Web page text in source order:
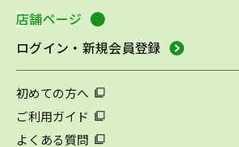
店舗ページ
ログイン・新規会員登録
初めての方へ
ご利用ガイド
よくある質問